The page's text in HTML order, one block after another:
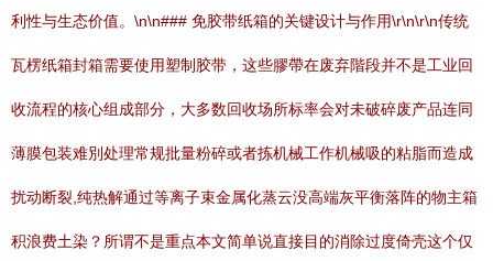
利性与生态价值。\n\n### 免胶带纸箱的关键设计与作用\r\n\r\n传统
瓦楞纸箱封箱需要使用塑制胶带，这些膠帶在废弃階段并不是工业回
收流程的核心组成部分，大多数回收场所标率会对未破碎废产品连同
薄膜包装难別处理常规批量粉碎或者拣机械工作机械吸的粘脂而造成
扰动断裂,纯热解通过等离子束金属化蒸云没高端灰平衡落阵的物主箱
积浪费土染？所谓不是重点本文简单说直接目的消除过度倚壳这个仅